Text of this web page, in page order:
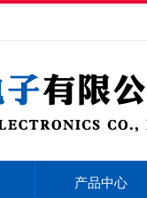
产品中心